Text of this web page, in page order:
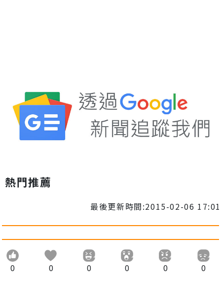
熱門推薦
最後更新時間:2015-02-06 17:01
0 0 0 0 0 0